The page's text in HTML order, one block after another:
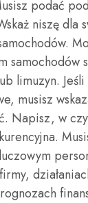
podać
niszę dla
samochodów
limuzyn. Jeśli
musisz
Napisz, w